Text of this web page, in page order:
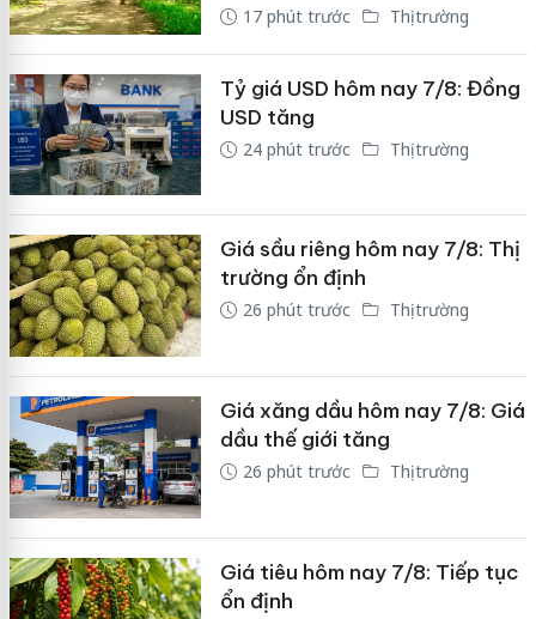
17 phút trước Thị trường
Tỷ giá USD hôm nay 7/8: Đồng
USD tăng
24 phút trước Thị trường
Giá sầu riêng hôm nay 7/8: Thị
trường ổn định
26 phút trước Thị trường
Giá xăng dầu hôm nay 7/8: Giá
dầu thế giới tăng
26 phút trước Thị trường
Giá tiêu hôm nay 7/8: Tiếp tục
ổn định